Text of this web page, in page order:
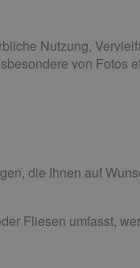
Nutzung,
von Fotos
die Ihnen auf
Fliesen umfasst,